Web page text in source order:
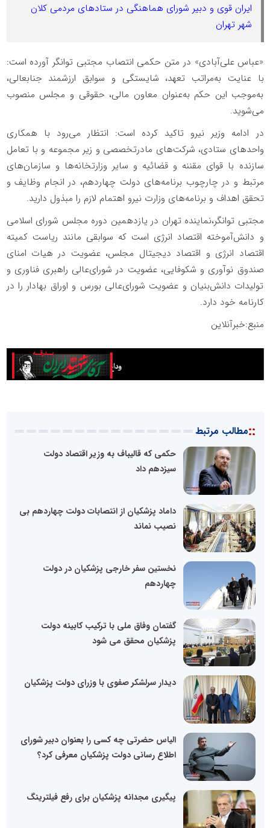
ایران قوی و دبیر شورای هماهنگی در ستادهای مردمی کلان
شهر تهران
«عباس علی‌آبادی» در متن حکمی انتصاب مجتبی توانگر آورده است:
با عنایت به‌مراتب تعهد، شایستگی و سوابق ارزشمند جنابعالی،
به‌موجب این حکم به‌عنوان معاون مالی، حقوقی و مجلس منصوب
می‌شوید.
در ادامه وزیر نیرو تاکید کرده است: انتظار می‌رود با همکاری
واحدهای ستادی، شرکت‌های مادرتخصصی و زیر مجموعه و با تعامل
سازنده با قوای مقننه و قضائیه و سایر وزارتخانه‌ها و سازمان‌های
مرتبط و در چارچوب برنامه‌های دولت چهاردهم، در انجام وظایف و
تحقق اهداف و برنامه‌های وزارت نیرو اهتمام لازم را مبذول دارید.
مجتبی توانگر،نماینده تهران در یازدهمین دوره مجلس شورای اسلامی
و دانش‌آموخته اقتصاد انرژی است که سوابقی مانند ریاست کمیته
اقتصاد انرژی و اقتصاد دیجیتال مجلس، عضویت در هیات امنای
صندوق نوآوری و شکوفایی، عضویت در شورای‌عالی راهبری فناوری و
تولیدات دانش‌بنیان و عضویت شورای‌عالی بورس و اوراق بهادار را در
کارنامه خود دارد.
منبع:خبرآنلاین
::مطالب مرتبط
حکمی که قالیباف به وزیر اقتصاد دولت
سیزدهم داد
داماد پزشکیان از انتصابات دولت چهاردهم بی
نصیب نماند
نخستین سفر خارجی پزشکیان در دولت
چهاردهم
گفتمان وفاق ملی با ترکیب کابینه دولت
پزشکیان محقق می شود
دیدار سرلشکر صفوی با وزرای دولت پزشکیان
الیاس حضرتی چه کسی را بعنوان دبیر شورای
اطلاع رسانی دولت پزشکیان معرفی کرد؟
پیگیری مجدانه پزشکیان برای رفع فیلترینگ